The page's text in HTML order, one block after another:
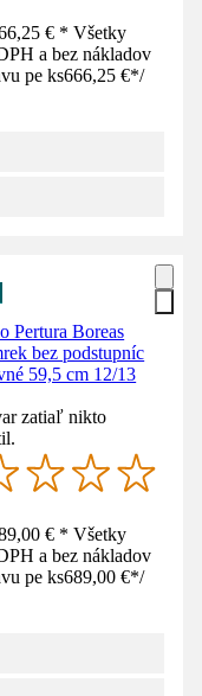
€ * Všetky
a bez nákladov
pe ks666,25 €*/
Pertura Boreas
bez podstupníc
59,5 cm 12/13
zatiaľ nikto
€ * Všetky
a bez nákladov
pe ks689,00 €*/